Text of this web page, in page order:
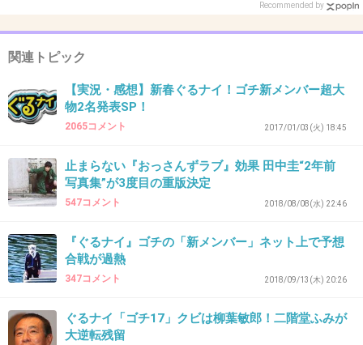
田中圭の顔昔からタイプだし実力派だと思うか
ら
「ブレイク要員」みたいな使われ方は嫌だなー
おばさんの母性本能くすぐられます
36. 匿名2018/09/13(木) 22:14:55
Recommended by
関連トピック
【実況・感想】新春ぐるナイ！ゴチ新メンバー超大
物2名発表SP！
2065コメント 2017/01/03(火) 18:45
止まらない『おっさんずラブ』効果 田中圭“2年前
写真集”が3度目の重版決定
547コメント 2018/08/08(水) 22:46
『ぐるナイ』ゴチの「新メンバー」ネット上で予想
合戦が過熱
347コメント 2018/09/13(木) 20:26
ぐるナイ「ゴチ17」クビは柳葉敏郎！二階堂ふみが
大逆転残留